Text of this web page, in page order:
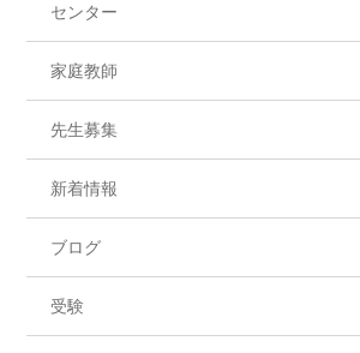
センター
家庭教師
先生募集
新着情報
ブログ
受験